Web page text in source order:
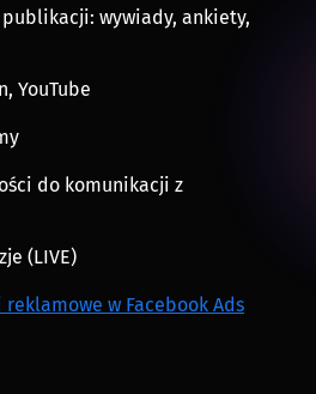
wywiady, ankiety,
YouTube
do komunikacji z
(LIVE)
reklamowe w Facebook Ads